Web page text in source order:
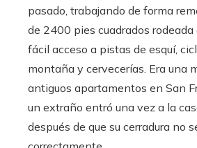
pasado, trabajando de forma
de 2400 pies cuadrados rodeada
fácil acceso a pistas de esquí,
montaña y cervecerías. Era una
antiguos apartamentos en San
un extraño entró una vez a la
después de que su cerradura no